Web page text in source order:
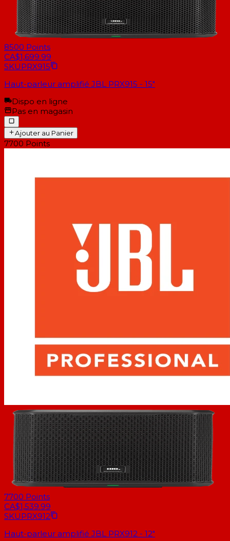
8500 Points
CA$1,699.99
SKUPRX915
Haut-parleur amplifié JBL PRX915 - 15"
Dispo en ligne
Pas en magasin
Ajouter au Panier
7700 Points
7700 Points
CA$1,539.99
SKUPRX912
Haut-parleur amplifié JBL PRX912 - 12"